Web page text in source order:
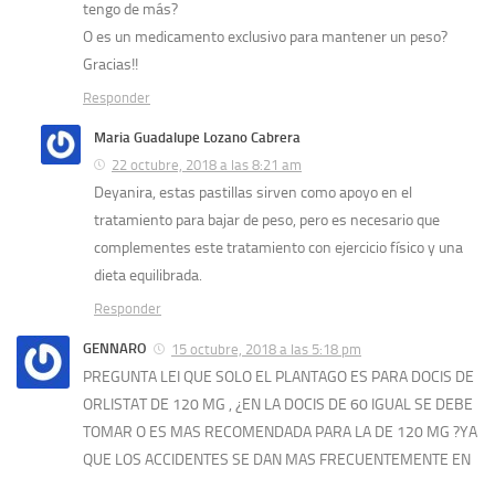
tengo de más?
O es un medicamento exclusivo para mantener un peso?
Gracias!!
Responder
Maria Guadalupe Lozano Cabrera
22 octubre, 2018 a las 8:21 am
Deyanira, estas pastillas sirven como apoyo en el
tratamiento para bajar de peso, pero es necesario que
complementes este tratamiento con ejercicio físico y una
dieta equilibrada.
Responder
GENNARO 15 octubre, 2018 a las 5:18 pm
PREGUNTA LEI QUE SOLO EL PLANTAGO ES PARA DOCIS DE
ORLISTAT DE 120 MG , ¿EN LA DOCIS DE 60 IGUAL SE DEBE
TOMAR O ES MAS RECOMENDADA PARA LA DE 120 MG ?YA
QUE LOS ACCIDENTES SE DAN MAS FRECUENTEMENTE EN